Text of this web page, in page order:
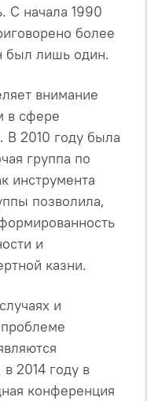
С начала 1990
более
был лишь один.
внимание
в сфере
В 2010 году была
группа по
инструмента
позволила,
и
казни.
и
2014 году в
конференция